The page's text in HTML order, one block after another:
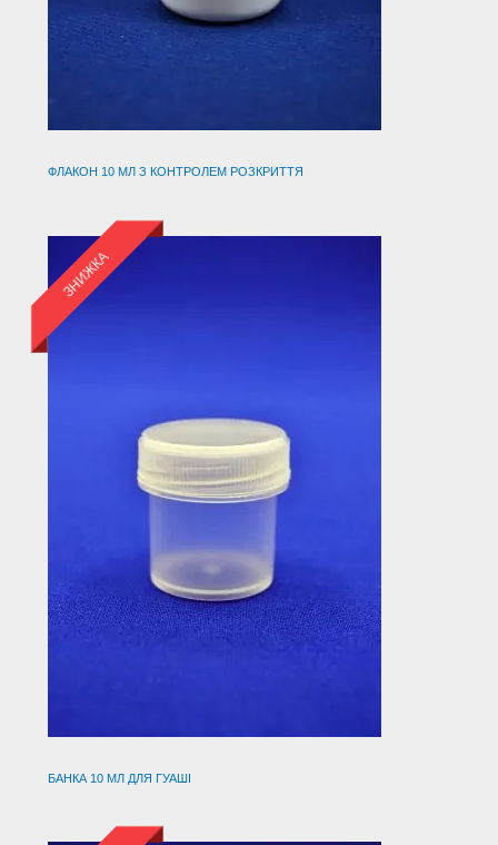
ФЛАКОН 10 МЛ З КОНТРОЛЕМ РОЗКРИТТЯ
ЗНИЖКА
БАНКА 10 МЛ ДЛЯ ГУАШІ